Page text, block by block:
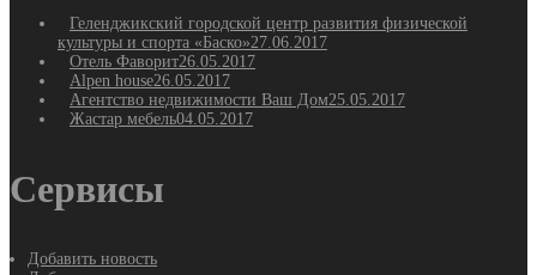
Геленджикский городской центр развития физической
культуры и спорта «Баско»27.06.2017
Отель Фаворит26.05.2017
Alpen house26.05.2017
Агентство недвижимости Ваш Дом25.05.2017
Жастар мебель04.05.2017
Сервисы
Добавить новость